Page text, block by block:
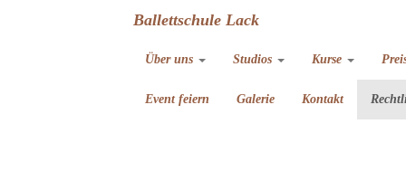
Ballettschule Lack
Über uns Studios Kurse
Event feiern Galerie Kontakt